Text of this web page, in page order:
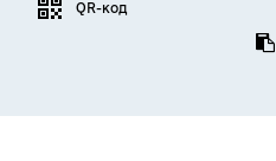
QR-код